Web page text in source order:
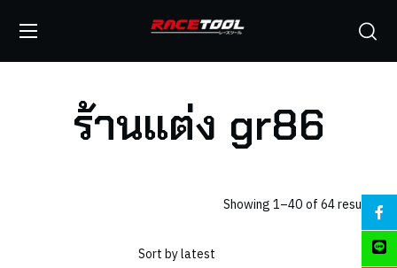
ร้านแต่ง gr86
Showing 1–40 of 64 results